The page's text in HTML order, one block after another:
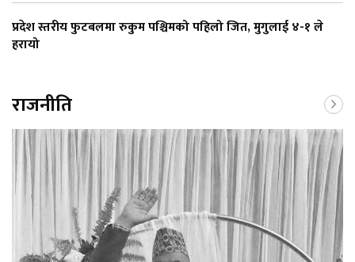
प्रदेश स्तरीय फुटबलमा रुकुम पश्चिमको पहिलो जित, मुगुलाई ४-१ ले
हरायो
राजनीति